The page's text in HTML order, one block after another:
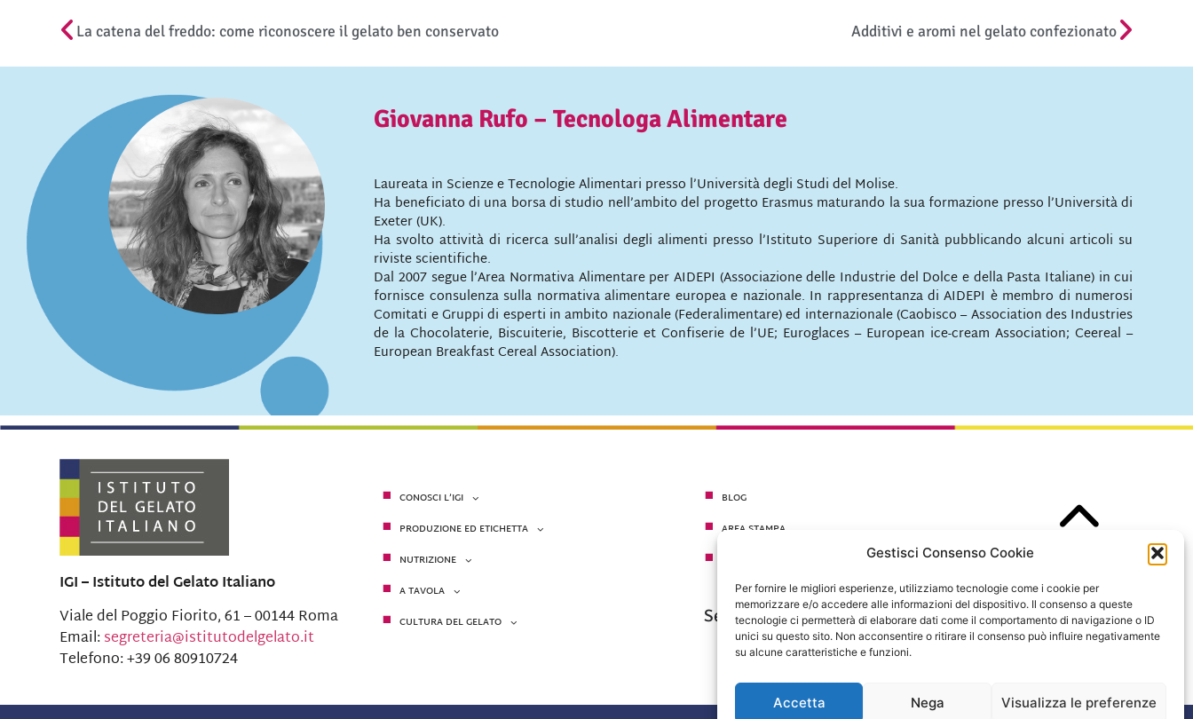
Gestisci Consenso Cookie
Per fornire le migliori esperienze, utilizziamo tecnologie come i cookie per
memorizzare e/o accedere alle informazioni del dispositivo. Il consenso a queste
tecnologie ci permetterà di elaborare dati come il comportamento di navigazione o ID
unici su questo sito. Non acconsentire o ritirare il consenso può influire negativamente
su alcune caratteristiche e funzioni.
Accetta Nega Visualizza le preferenze
La catena del freddo: come riconoscere il gelato ben conservato Additivi e aromi nel gelato confezionato
Giovanna Rufo – Tecnologa Alimentare
Laureata in Scienze e Tecnologie Alimentari presso l’Università degli Studi del Molise.
Ha beneficiato di una borsa di studio nell’ambito del progetto Erasmus maturando la sua formazione presso l’Università di
Exeter (UK).
Ha svolto attività di ricerca sull’analisi degli alimenti presso l’Istituto Superiore di Sanità pubblicando alcuni articoli su
riviste scientifiche.
Dal 2007 segue l’Area Normativa Alimentare per AIDEPI (Associazione delle Industrie del Dolce e della Pasta Italiane) in cui
fornisce consulenza sulla normativa alimentare europea e nazionale. In rappresentanza di AIDEPI è membro di numerosi
Comitati e Gruppi di esperti in ambito nazionale (Federalimentare) ed internazionale (Caobisco – Association des Industries
de la Chocolaterie, Biscuiterie, Biscotterie et Confiserie de l’UE; Euroglaces – European ice-cream Association; Ceereal –
European Breakfast Cereal Association).
IGI – Istituto del Gelato Italiano
Viale del Poggio Fiorito, 61 – 00144 Roma
Email: segreteria@istitutodelgelato.it
Telefono: +39 06 80910724
CONOSCI L’IGI
PRODUZIONE ED ETICHETTA
NUTRIZIONE
A TAVOLA
CULTURA DEL GELATO
BLOG
AREA STAMPA
Seguici su